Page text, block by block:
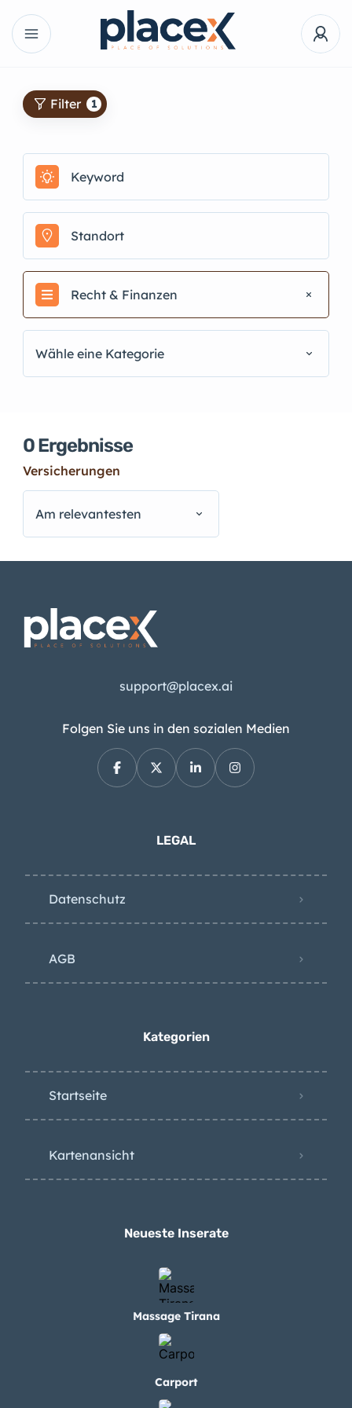
Filter 1
Recht & Finanzen
Wähle eine Kategorie
0Ergebnisse
Versicherungen
Am relevantesten
support@placex.ai
Folgen Sie uns in den sozialen Medien
LEGAL
Datenschutz
AGB
Kategorien
Startseite
Kartenansicht
Neueste Inserate
Massage Tirana
Carport